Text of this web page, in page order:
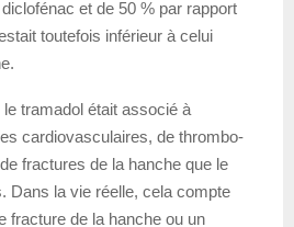
et de 50 % par rapport
toutefois inférieur à celui
tramadol était associé à
cardiovasculaires, de thrombo-
fractures de la hanche que le
Dans la vie réelle, cela compte
fracture de la hanche ou un